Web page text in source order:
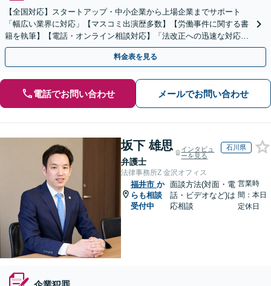
【全国対応】スタートアップ・中小企業から上場企業までサポート
「幅広い業界に対応」【マスコミ出演歴多数】【労働事件に関する書
籍を執筆】【電話・オンライン相談対応】「法改正への迅速な対応」
「労務環境の整備でトラブルを未然に防ぐ」
料金表を見る
電話でお問い合わせ メールでお問い合わせ
坂下 雄思
弁護士
インタビュ
ーを見る
石川県
法律事務所Z 金沢オフィス
福井市 か
らも相談
受付中
面談方法(対面・電
話・ビデオなど)は
応相談
営業時
間：本日
定休日